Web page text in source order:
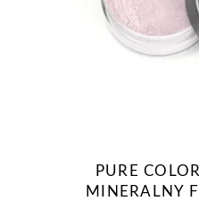
PURE
MINERALNY